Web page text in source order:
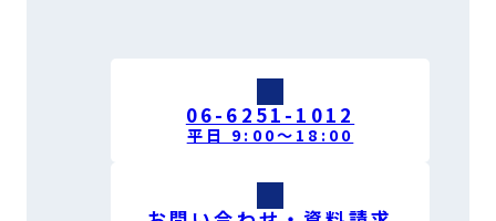
06-6251-1012
平日 9:00〜18:00